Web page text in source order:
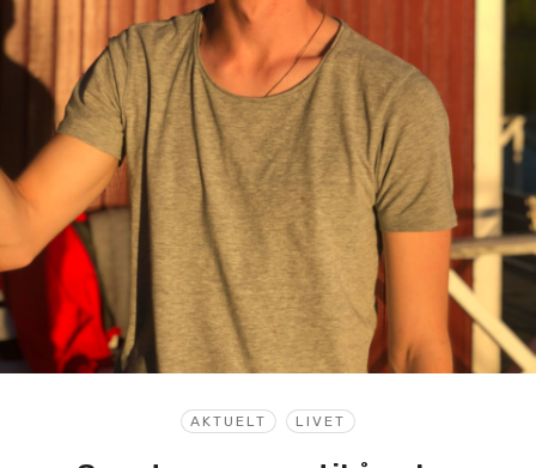
AKTUELT LIVET